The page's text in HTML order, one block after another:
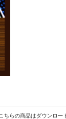
です。